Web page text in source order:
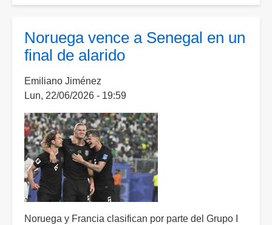
Francia
supera
Noruega
y
avanza
primero
del
Grupo
I
Noruega vence a Senegal en un
final de alarido
Emiliano Jiménez
Lun, 22/06/2026 - 19:59
Noruega y Francia clasifican por parte del Grupo I